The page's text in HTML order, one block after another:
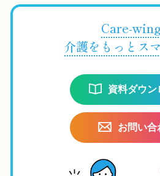
Care-
介護をもっとス
資料ダウン
お問い合